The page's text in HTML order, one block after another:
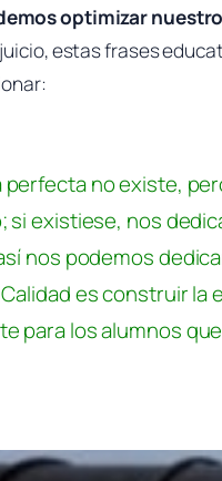
optimizar
juicio, estas frases
perfecta no existe,
si existiese, nos
nos podemos
es construir la
para los alumnos